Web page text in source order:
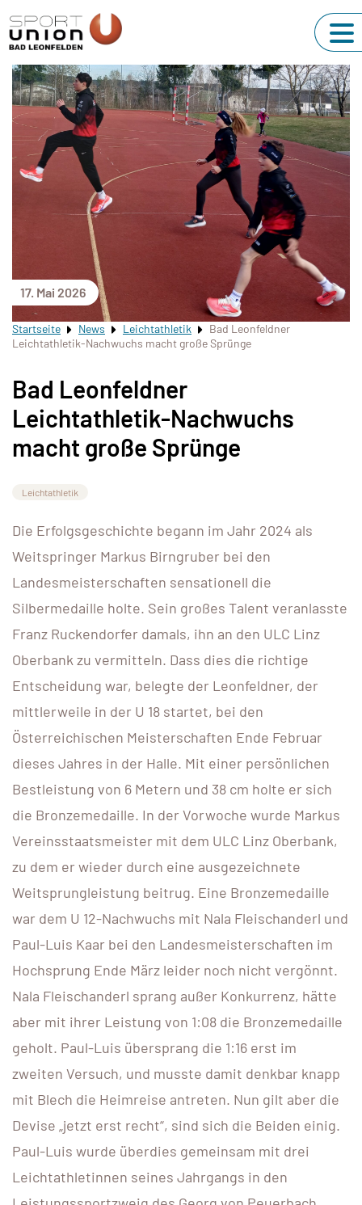
17. Mai 2026
Startseite News Leichtathletik
Bad Leonfeldner
Leichtathletik-Nachwuchs macht große Sprünge
Bad Leonfeldner
Leichtathletik-Nachwuchs
macht große Sprünge
Leichtathletik
Die Erfolgsgeschichte begann im Jahr 2024 als
Weitspringer Markus Birngruber bei den
Landesmeisterschaften sensationell die
Silbermedaille holte. Sein großes Talent veranlasste
Franz Ruckendorfer damals, ihn an den ULC Linz
Oberbank zu vermitteln. Dass dies die richtige
Entscheidung war, belegte der Leonfeldner, der
mittlerweile in der U 18 startet, bei den
Österreichischen Meisterschaften Ende Februar
dieses Jahres in der Halle. Mit einer persönlichen
Bestleistung von 6 Metern und 38 cm holte er sich
die Bronzemedaille. In der Vorwoche wurde Markus
Vereinsstaatsmeister mit dem ULC Linz Oberbank,
zu dem er wieder durch eine ausgezeichnete
Weitsprungleistung beitrug. Eine Bronzemedaille
war dem U 12-Nachwuchs mit Nala Fleischanderl und
Paul-Luis Kaar bei den Landesmeisterschaften im
Hochsprung Ende März leider noch nicht vergönnt.
Nala Fleischanderl sprang außer Konkurrenz, hätte
aber mit ihrer Leistung von 1:08 die Bronzemedaille
geholt. Paul-Luis übersprang die 1:16 erst im
zweiten Versuch, und musste damit denkbar knapp
mit Blech die Heimreise antreten. Nun gilt aber die
Devise „jetzt erst recht“, sind sich die Beiden einig.
Paul-Luis wurde überdies gemeinsam mit drei
Leichtathletinnen seines Jahrgangs in den